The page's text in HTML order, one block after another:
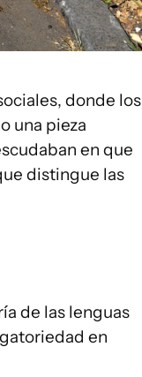
donde los
una pieza
en que
distingue las
de las lenguas
en